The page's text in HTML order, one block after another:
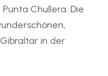
Chullera. Die
in der